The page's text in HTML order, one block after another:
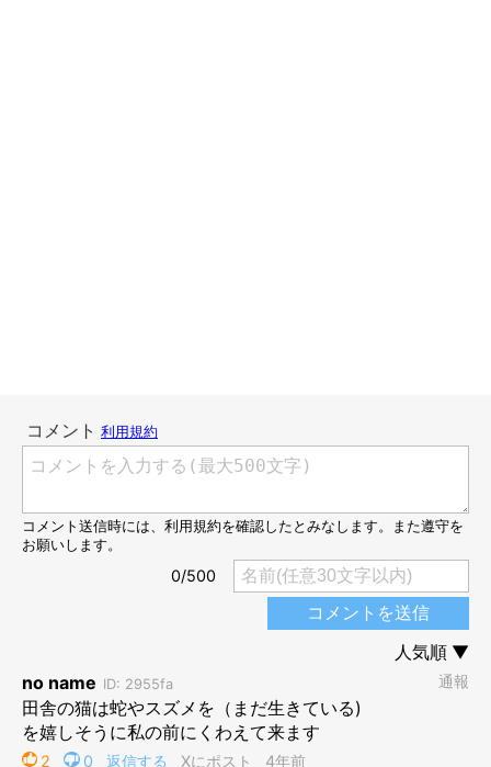
ねこのきもち投稿写真ギャラリー
では、飼い主さんたちは実際に愛猫からどんなものをプレゼント
されたのでしょうか？ ここからは、飼い主さんから寄せられた